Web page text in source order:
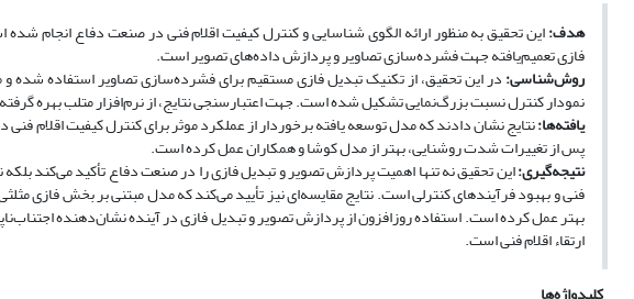
هدف:این تحقیق به منظور ارائه الگوی شناسایی و کنترل کیفیت اقلام فنی در صنعت دفاع انجام
فازی تعمیم‌یافته جهت فشرده‌سازی تصاویر و پردازش داده‌های تصویر است.
روش‌شناسی:در این تحقیق، از تکنیک تبدیل فازی مستقیم برای فشرده‌سازی تصاویر استفاده شده
نمودار کنترل نسبت بزرگ‌نمایی تشکیل شده است. جهت اعتبارسنجی نتایج، از نرم‌افزار متلب بهره
یافته‌ها:نتایج نشان دادند که مدل توسعه یافته برخوردار از عملکرد موثر برای کنترل کیفیت
پس از تغییرات شدت روشنایی، بهتر از مدل کوشا و همکاران عمل کرده است.
نتیجه‌گیری:این تحقیق نه تنها اهمیت پردازش تصویر و تبدیل فازی را در صنعت دفاع تأکید می‌کند
فنی و بهبود فرآیندهای کنترلی است. نتایج مقایسه‌ای نیز تأیید می‌کند که مدل مبتنی بر بخش فازی
بهتر عمل کرده است. استفاده روزافزون از پردازش تصویر و تبدیل فازی در آینده نشان‌دهنده
ارتقاء اقلام فنی است.